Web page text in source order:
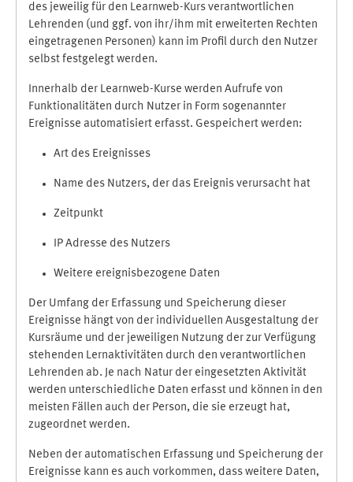
des jeweilig für den Learnweb-Kurs verantwortlichen
Lehrenden (und ggf. von ihr/ihm mit erweiterten Rechten
eingetragenen Personen) kann im Profil durch den Nutzer
selbst festgelegt werden.
Innerhalb der Learnweb-Kurse werden Aufrufe von
Funktionalitäten durch Nutzer in Form sogenannter
Ereignisse automatisiert erfasst. Gespeichert werden:
Art des Ereignisses
Name des Nutzers, der das Ereignis verursacht hat
Zeitpunkt
IP Adresse des Nutzers
Weitere ereignisbezogene Daten
Der Umfang der Erfassung und Speicherung dieser
Ereignisse hängt von der individuellen Ausgestaltung der
Kursräume und der jeweiligen Nutzung der zur Verfügung
stehenden Lernaktivitäten durch den verantwortlichen
Lehrenden ab. Je nach Natur der eingesetzten Aktivität
werden unterschiedliche Daten erfasst und können in den
meisten Fällen auch der Person, die sie erzeugt hat,
zugeordnet werden.
Neben der automatischen Erfassung und Speicherung der
Ereignisse kann es auch vorkommen, dass weitere Daten,